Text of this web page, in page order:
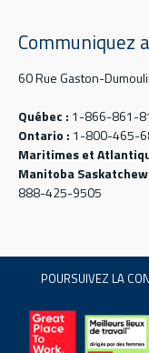
Communiquez
60 Rue Gaston-
Québec : 1-866-861-
Ontario : 1-800-465-
Maritimes et
Manitoba
888-425-9505
POURSUIVEZ LA